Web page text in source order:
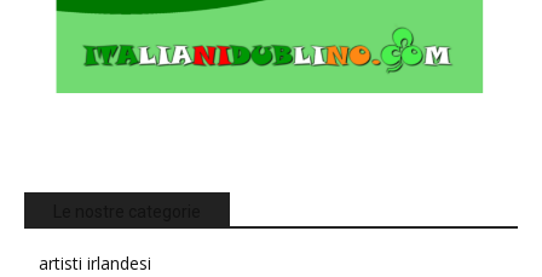
artisti irlandesi